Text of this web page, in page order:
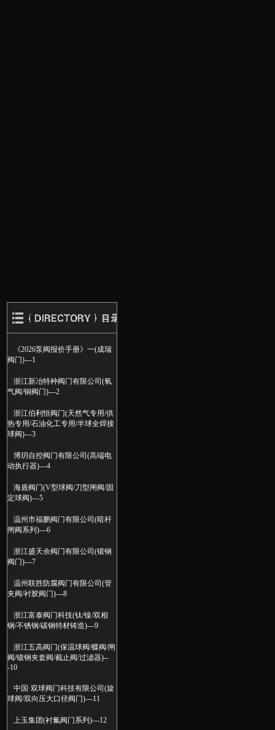
《2026泵阀报价手册》一(成瑞
阀门)---1
浙江新冶特种阀门有限公司(氧
气阀/铜阀门)---2
浙江伯利恒阀门(天然气专用/供
热专用/石油化工专用/半球全焊接
球阀)---3
博玥自控阀门有限公司(高端电
动执行器)---4
海盾阀门(V型球阀/刀型闸阀/固
定球阀)---5
温州市福鹏阀门有限公司(暗杆
闸阀系列)---6
浙江盛天余阀门有限公司(锻钢
阀门)---7
温州联胜防腐阀门有限公司(管
夹阀/衬胶阀门)---8
浙江富泰阀门科技(钛/镍/双相
钢/不锈钢/碳钢特材铸造)---9
浙江五高阀门(保温球阀/蝶阀/闸
阀/锻钢夹套阀/截止阀/过滤器)--
-10
中国·双球阀门科技有限公司(旋
球阀/双向压大口径阀门)---11
上玉集团(衬氟阀门系列)---12